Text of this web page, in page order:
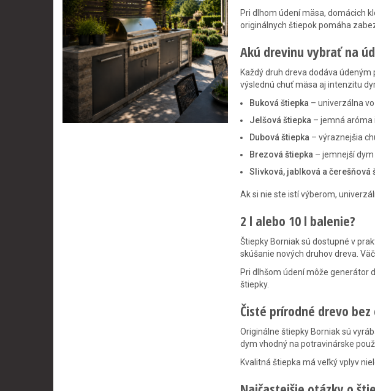
Pri dlhom údení mäsa, domácich
originálnych štiepok pomáha
Akú drevinu vybrať na
Každý druh dreva dodáva
výslednú chuť mäsa aj intenzitu
Buková štiepka – univerzálna
Jelšová štiepka – jemná aróma
Dubová štiepka – výraznejšia
Brezová štiepka – jemnejší
Slivková, jablková a čerešňová
Ak si nie ste istí výberom,
2 l alebo 10 l balenie?
Štiepky Borniak sú dostupné v
skúšanie nových druhov dreva.
Pri dlhšom údení môže generátor
štiepky.
Čisté prírodné drevo
Originálne štiepky Borniak sú
dym vhodný na potravinárske
Kvalitná štiepka má veľký vplyv